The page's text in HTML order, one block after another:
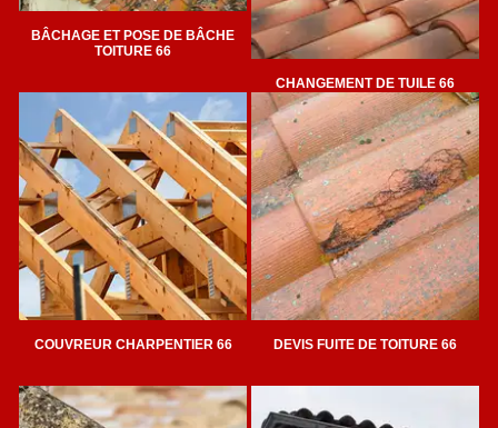
BÂCHAGE ET POSE DE BÂCHE
TOITURE 66
CHANGEMENT DE TUILE 66
COUVREUR CHARPENTIER 66 DEVIS FUITE DE TOITURE 66